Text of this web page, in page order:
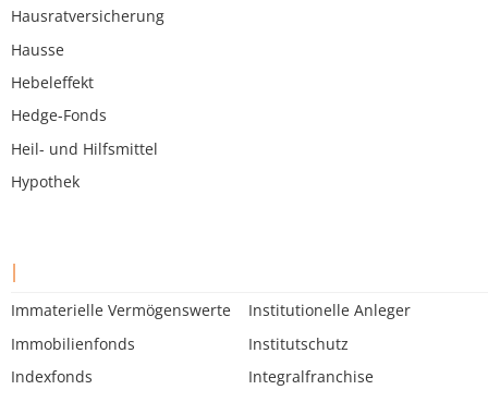
Hausratversicherung
Hausse
Hebeleffekt
Hedge-Fonds
Heil- und Hilfsmittel
Hypothek
I
Immaterielle Vermögenswerte
Immobilienfonds
Indexfonds
Institutionelle Anleger
Institutschutz
Integralfranchise